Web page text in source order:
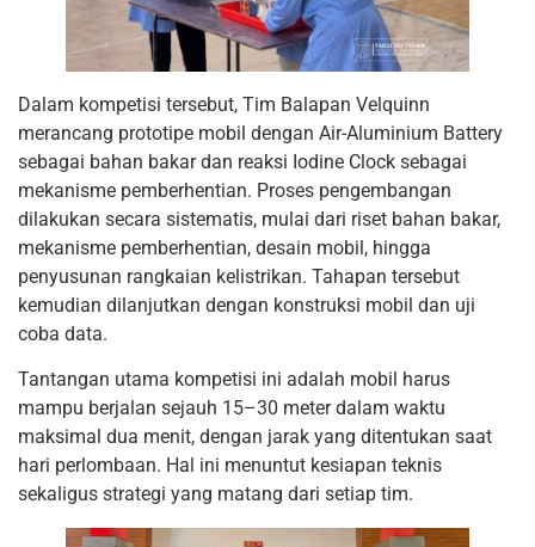
Dalam kompetisi tersebut, Tim Balapan Velquinn
merancang prototipe mobil dengan Air-Aluminium Battery
sebagai bahan bakar dan reaksi Iodine Clock sebagai
mekanisme pemberhentian. Proses pengembangan
dilakukan secara sistematis, mulai dari riset bahan bakar,
mekanisme pemberhentian, desain mobil, hingga
penyusunan rangkaian kelistrikan. Tahapan tersebut
kemudian dilanjutkan dengan konstruksi mobil dan uji
coba data.
Tantangan utama kompetisi ini adalah mobil harus
mampu berjalan sejauh 15–30 meter dalam waktu
maksimal dua menit, dengan jarak yang ditentukan saat
hari perlombaan. Hal ini menuntut kesiapan teknis
sekaligus strategi yang matang dari setiap tim.